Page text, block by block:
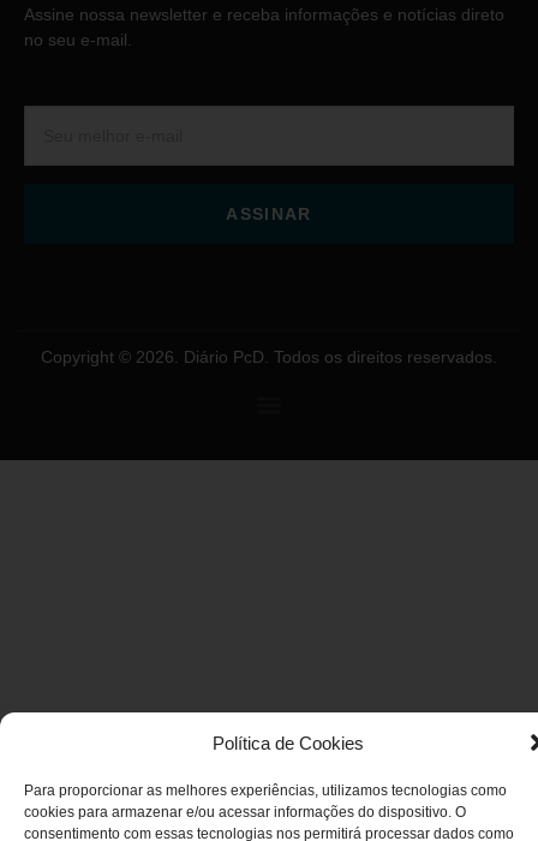
Política de Cookies
Para proporcionar as melhores experiências, utilizamos tecnologias como
cookies para armazenar e/ou acessar informações do dispositivo. O
consentimento com essas tecnologias nos permitirá processar dados como
Assine nossa newsletter e receba informações e notícias direto
no seu e-mail.
ASSINAR
Copyright © 2026. Diário PcD. Todos os direitos reservados.